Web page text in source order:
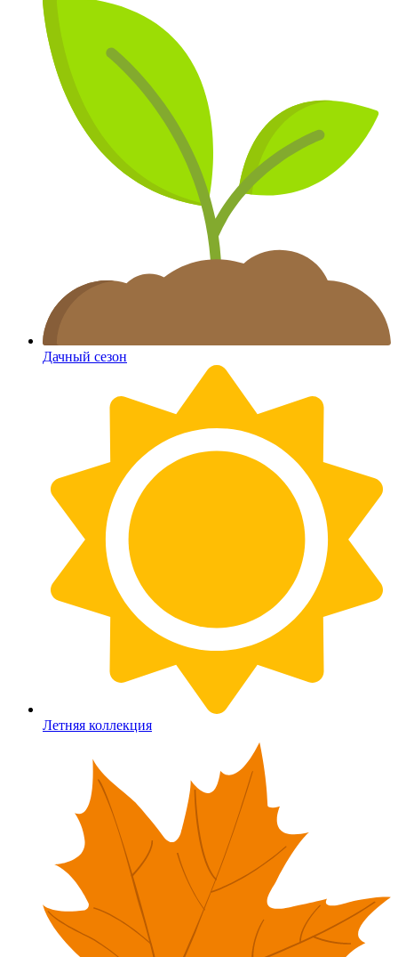
Дачный сезон
Летняя коллекция